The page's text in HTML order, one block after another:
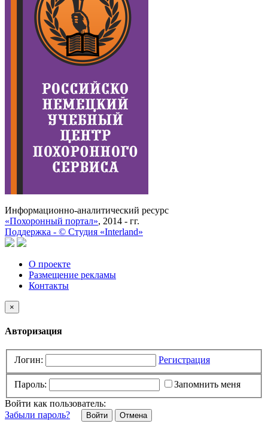
Информационно-аналитический ресурс
«Похоронный портал», 2014 - гг.
Поддержка - © Cтудия «Interland»
О проекте
Размещение рекламы
Контакты
×
Авторизация
Логин: Регистрация
Пароль:
Запомнить меня
Войти как пользователь:
Забыли пароль?
Отмена